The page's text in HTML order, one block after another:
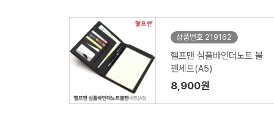
상품번호 219162
헬프맨 심플바인더노트 볼
펜세트(A5)
8,900원